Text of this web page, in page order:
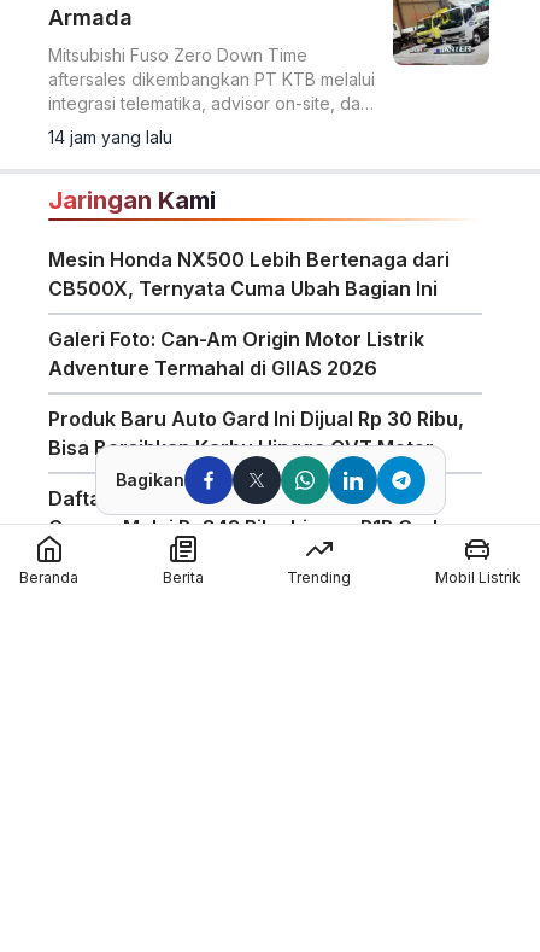
Armada
Mitsubishi Fuso Zero Down Time
aftersales dikembangkan PT KTB melalui
integrasi telematika, advisor on-site, dan
perluasan jaringan servis untuk tekan
downtime armada niaga.
14 jam yang lalu
Jaringan Kami
Mesin Honda NX500 Lebih Bertenaga dari
CB500X, Ternyata Cuma Ubah Bagian Ini
Galeri Foto: Can-Am Origin Motor Listrik
Adventure Termahal di GIIAS 2026
Produk Baru Auto Gard Ini Dijual Rp 30 Ribu,
Bisa Bersihkan Karbu Hingga CVT Motor
Daftar Harga Helm KYT di GIIAS 2026, TT
Course Mulai Rp843 Ribu hingga R1R Carbon
Rp5,65 Juta
Bagikan
Beranda Berita Trending Mobil Listrik